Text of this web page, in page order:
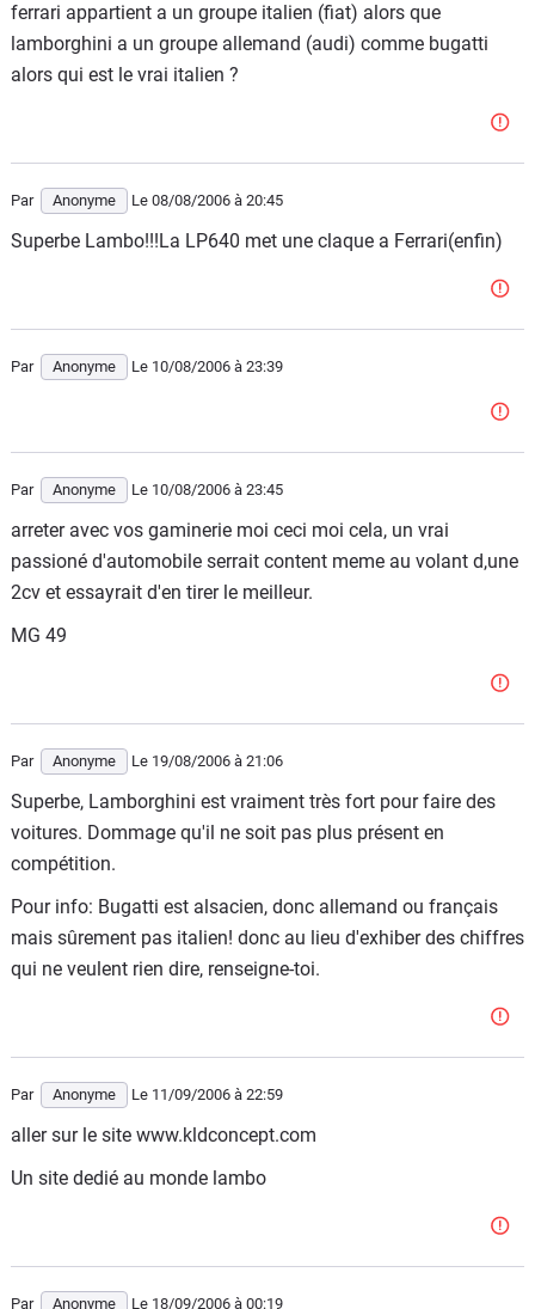
ferrari appartient a un groupe italien (fiat) alors que
lamborghini a un groupe allemand (audi) comme bugatti
alors qui est le vrai italien ?
Par Anonyme Le 08/08/2006 à 20:45
Superbe Lambo!!!La LP640 met une claque a Ferrari(enfin)
Par Anonyme Le 10/08/2006 à 23:39
Par Anonyme Le 10/08/2006 à 23:45
arreter avec vos gaminerie moi ceci moi cela, un vrai
passioné d'automobile serrait content meme au volant d,une
2cv et essayrait d'en tirer le meilleur.
MG 49
Par Anonyme Le 19/08/2006 à 21:06
Superbe, Lamborghini est vraiment très fort pour faire des
voitures. Dommage qu'il ne soit pas plus présent en
compétition.
Pour info: Bugatti est alsacien, donc allemand ou français
mais sûrement pas italien! donc au lieu d'exhiber des chiffres
qui ne veulent rien dire, renseigne-toi.
Par Anonyme Le 11/09/2006 à 22:59
aller sur le site www.kldconcept.com
Un site dedié au monde lambo
Par Anonyme Le 18/09/2006 à 00:19